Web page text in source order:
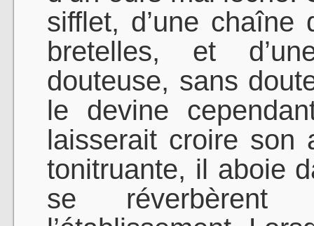
sifflet, d’une chaîne
bretelles, et
douteuse, sans
le devine
laisserait croire son
tonitruante, il aboie
se réverbèrent